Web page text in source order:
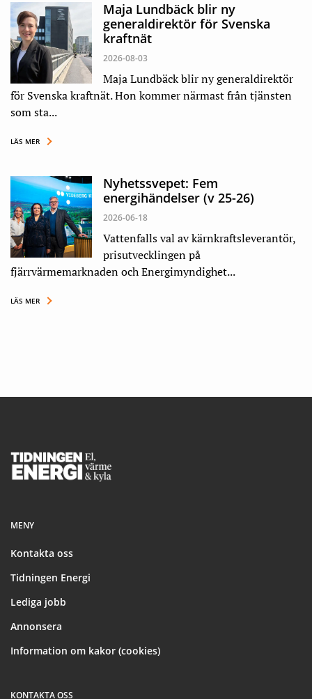
Maja Lundbäck blir ny
generaldirektör för Svenska
kraftnät
2026-08-03
Maja Lundbäck blir ny generaldirektör
för Svenska kraftnät. Hon kommer närmast från tjänsten
som sta...
LÄS MER
Nyhetssvepet: Fem
energihändelser (v 25-26)
2026-06-18
Vattenfalls val av kärnkraftsleverantör,
prisutvecklingen på
fjärrvärmemarknaden och Energimyndighet...
LÄS MER
Footer
MENY
Kontakta oss
Tidningen Energi
Lediga jobb
Annonsera
Information om kakor (cookies)
KONTAKTA OSS